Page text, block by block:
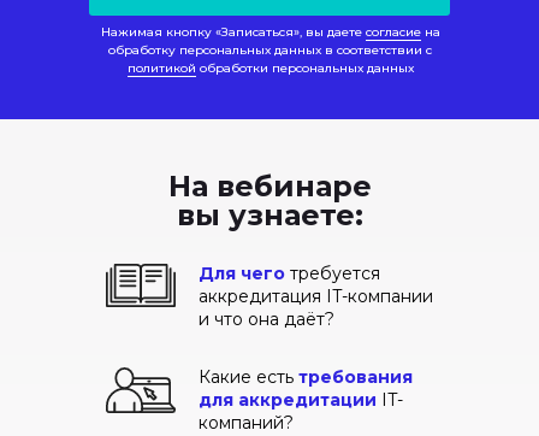
Нажимая кнопку «Записаться», вы даете согласиена
обработку персональных данных в соответствии с
политикой обработки персональных данных
На вебинаре
вы узнаете:
Для чего требуется
аккредитация IT-компании
и что она даёт?
Какие есть требования
для аккредитации IT-
компаний?